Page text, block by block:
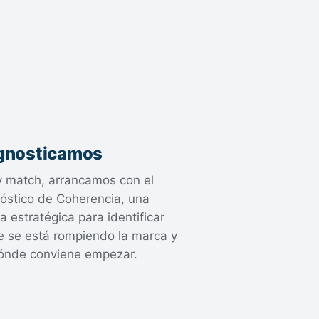
match, arrancamos con el
de Coherencia, una
estratégica para identificar
se está rompiendo la marca y
conviene empezar.